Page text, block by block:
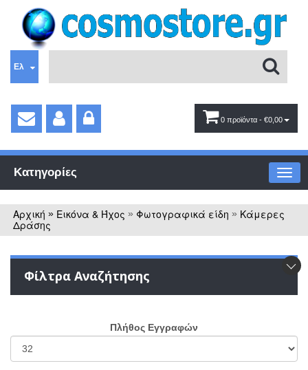
Ελ
0 προϊόντα - €0,00
Κατηγορίες
Αρχική » Εικόνα & Ήχος » Φωτογραφικά είδη » Κάμερες
Δράσης
Φίλτρα Αναζήτησης
Πλήθος Εγγραφών